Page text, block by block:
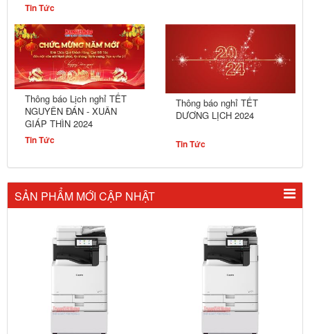
Tin Tức
Thông báo Lịch nghỉ TẾT
NGUYÊN ĐÁN - XUÂN
GIÁP THÌN 2024
Tin Tức
Thông báo nghỉ TẾT
DƯƠNG LỊCH 2024
Tin Tức
SẢN PHẨM MỚI CẬP NHẬT